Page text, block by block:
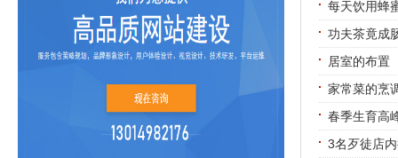
每天饮用蜂
功夫茶竟成
居室的布置
家常菜的烹
春季生育高
3名歹徒店